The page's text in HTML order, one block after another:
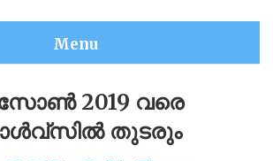
Menu
2019 വരെ
തുടരും